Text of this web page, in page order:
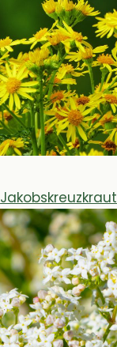
Jakobskreuzkraut